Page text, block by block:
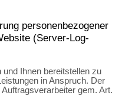
personenbezogener
(Server-Log-
Ihnen bereitstellen zu
in Anspruch. Der
gem. Art.